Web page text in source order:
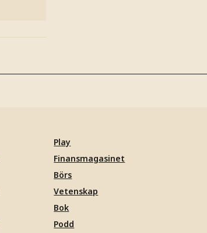
Play
Finansmagasinet
Börs
Vetenskap
Bok
Podd